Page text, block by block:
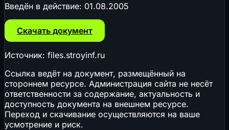
Введён в действие: 01.08.2005
Скачать документ
Источник: files.stroyinf.ru
Ссылка ведёт на документ, размещённый на
стороннем ресурсе. Администрация сайта не несёт
ответственности за содержание, актуальность и
доступность документа на внешнем ресурсе.
Переход и скачивание осуществляются на ваше
усмотрение и риск.